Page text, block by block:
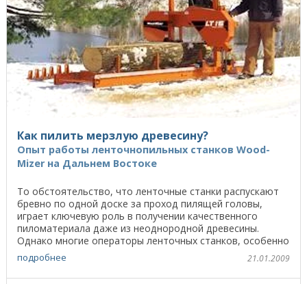
Как пилить мерзлую древесину?
Опыт работы ленточнопильных станков Wood-
Mizer на Дальнем Востоке
То обстоятельство, что ленточные станки распускают
бревно по одной доске за проход пилящей головы,
играет ключевую роль в получении качественного
пиломатериала даже из неоднородной древесины.
Однако многие операторы ленточных станков, особенно
подробнее 21.01.2009